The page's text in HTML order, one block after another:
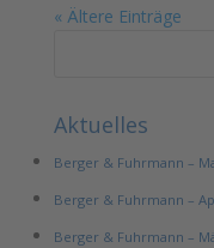
« Ältere Einträge
Aktuelles
Berger & Fuhrmann –
Berger & Fuhrmann –
Berger & Fuhrmann –